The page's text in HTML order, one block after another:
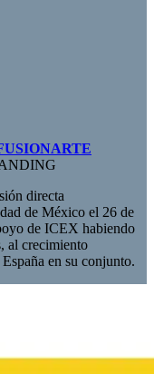
directa
de México el 26 de
de ICEX habiendo
al crecimiento
en su conjunto.